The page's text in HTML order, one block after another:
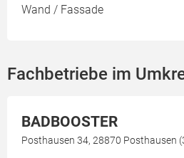
Wand / Fassade
Fachbetriebe im
BADBOOSTER
Posthausen 34, 28870 Posthausen